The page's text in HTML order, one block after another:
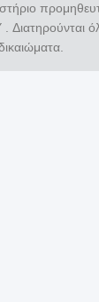
. Διατηρούνται